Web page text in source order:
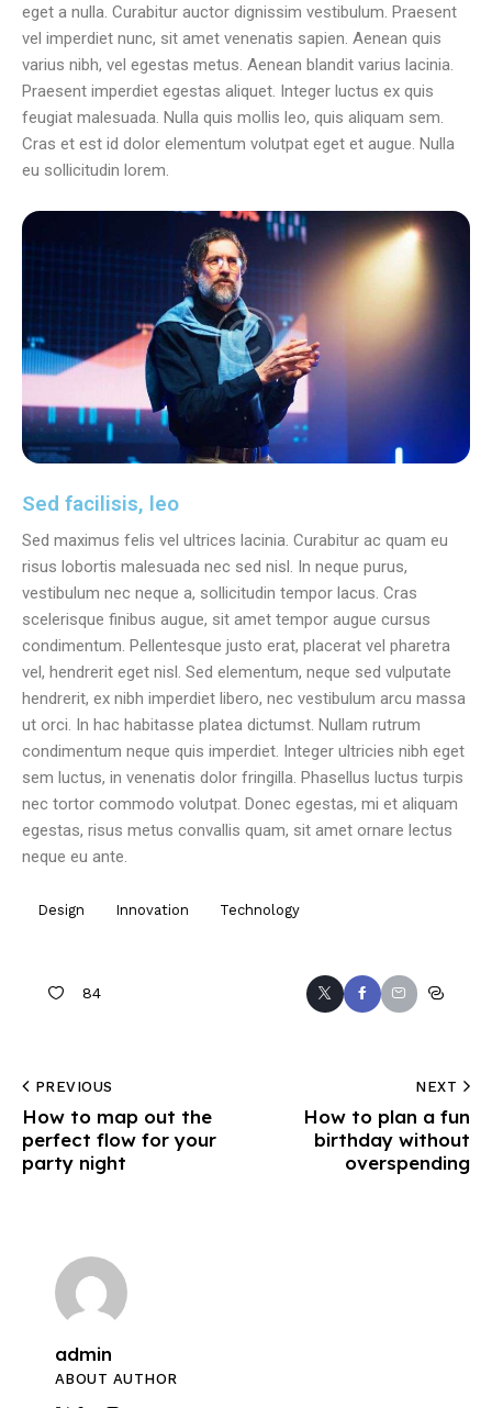
eget a nulla. Curabitur auctor dignissim vestibulum. Praesent
vel imperdiet nunc, sit amet venenatis sapien. Aenean quis
varius nibh, vel egestas metus. Aenean blandit varius lacinia.
Praesent imperdiet egestas aliquet. Integer luctus ex quis
feugiat malesuada. Nulla quis mollis leo, quis aliquam sem.
Cras et est id dolor elementum volutpat eget et augue. Nulla
eu sollicitudin lorem.
Sed facilisis, leo
Sed maximus felis vel ultrices lacinia. Curabitur ac quam eu
risus lobortis malesuada nec sed nisl. In neque purus,
vestibulum nec neque a, sollicitudin tempor lacus. Cras
scelerisque finibus augue, sit amet tempor augue cursus
condimentum. Pellentesque justo erat, placerat vel pharetra
vel, hendrerit eget nisl. Sed elementum, neque sed vulputate
hendrerit, ex nibh imperdiet libero, nec vestibulum arcu massa
ut orci. In hac habitasse platea dictumst. Nullam rutrum
condimentum neque quis imperdiet. Integer ultricies nibh eget
sem luctus, in venenatis dolor fringilla. Phasellus luctus turpis
nec tortor commodo volutpat. Donec egestas, mi et aliquam
egestas, risus metus convallis quam, sit amet ornare lectus
neque eu ante.
Design Innovation Technology
84
PREVIOUS
How to map out the
perfect flow for your
party night
NEXT
How to plan a fun
birthday without
overspending
admin
ABOUT AUTHOR